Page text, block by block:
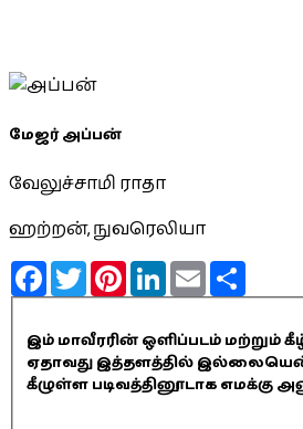
மேஜர் அப்பன்
வேலுச்சாமி ராதா
ஹற்றன், நுவரெலியா
FacebookTwitterPinterestLinkedInEmail
இம் மாவீரரின் ஒளிப்படம் மற்றும்
ஏதாவது இத்தளத்தில்
கீழுள்ள படிவத்தினூடாக எமக்கு